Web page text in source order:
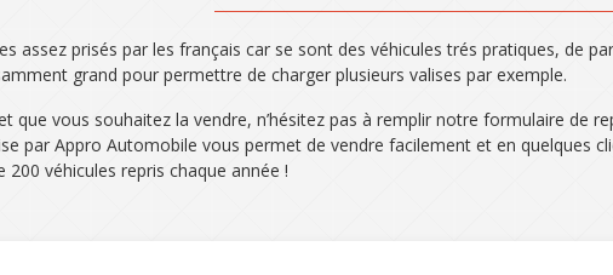
assez prisés par les français car se sont des véhicules trés pratiques, de
grand pour permettre de charger plusieurs valises par exemple.
que vous souhaitez la vendre, n’hésitez pas à remplir notre formulaire de
par Appro Automobile vous permet de vendre facilement et en quelques
véhicules repris chaque année !